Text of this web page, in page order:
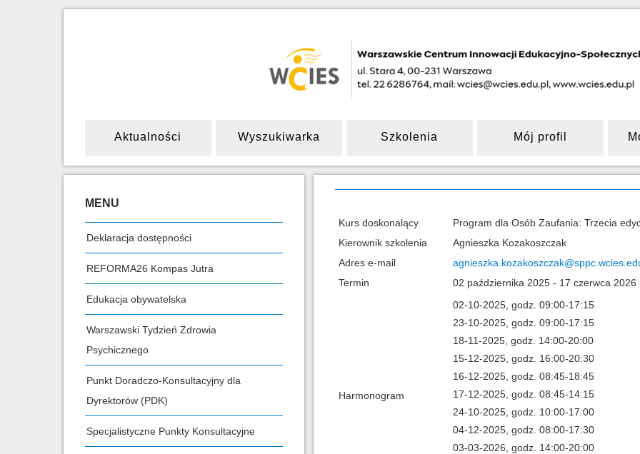
Aktualności Wyszukiwarka Szkolenia Mój profil
Kurs doskonalący
Program dla Osób Zaufania: Trzecia
Kierownik szkolenia
Agnieszka Kozakoszczak
Adres e-mail
Termin
02 października 2025 - 17 czerwca 2026
Harmonogram
02-10-2025, godz. 09:00-17:15
23-10-2025, godz. 09:00-17:15
18-11-2025, godz. 14:00-20:00
15-12-2025, godz. 16:00-20:30
16-12-2025, godz. 08:45-18:45
17-12-2025, godz. 08:45-14:15
24-10-2025, godz. 10:00-17:00
04-12-2025, godz. 08:00-17:30
03-03-2026, godz. 14:00-20:00
MENU
Deklaracja dostępności
REFORMA26 Kompas Jutra
Edukacja obywatelska
Warszawski Tydzień Zdrowia
Psychicznego
Punkt Doradczo-Konsultacyjny dla
Dyrektorów (PDK)
Specjalistyczne Punkty Konsultacyjne